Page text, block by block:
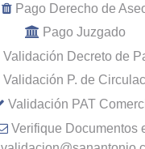
Pago Derecho de
Pago Juzgado
Validación Decreto de
Validación P. de
Validación PAT
Verifique Documentos